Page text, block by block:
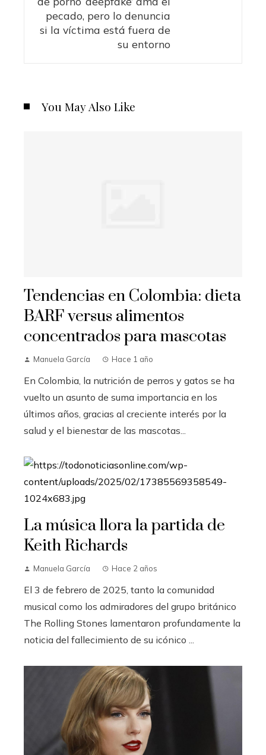
pecado, pero lo denuncia
si la víctima está fuera de
su entorno
You May Also Like
Tendencias en Colombia: dieta
BARF versus alimentos
concentrados para mascotas
Manuela García Hace 1 año
En Colombia, la nutrición de perros y gatos se ha
vuelto un asunto de suma importancia en los
últimos años, gracias al creciente interés por la
salud y el bienestar de las mascotas...
La música llora la partida de
Keith Richards
Manuela García Hace 2 años
El 3 de febrero de 2025, tanto la comunidad
musical como los admiradores del grupo británico
The Rolling Stones lamentaron profundamente la
noticia del fallecimiento de su icónico ...